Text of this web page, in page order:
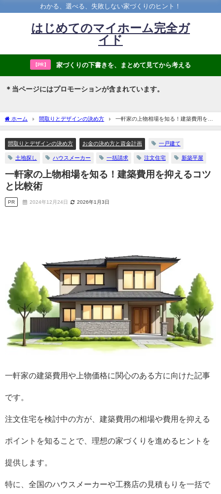
わかる、選べる、失敗しない家づくりのヒント！
はじめてのマイホーム完全ガ
イド
【PR】 家づくりの下書きを、まとめて見てから考える
＊当ページにはプロモーションが含まれています。
ホーム 間取りとデザインの決め方
一軒家の上物相場を知る！建築費用を抑
えるコツと比較術
間取りとデザインの決め方 お金の決め方と資金計画 一戸建て
土地探し ハウスメーカー 一括請求 注文住宅 新築平屋
一軒家の上物相場を知る！建築費用を抑えるコツ
と比較術
PR 2024年12月24日 2026年1月3日
一軒家の建築費用や上物価格に関心のある方に向けた記事
です。
注文住宅を検討中の方が、建築費用の相場や費用を抑える
ポイントを知ることで、理想の家づくりを進めるヒントを
提供します。
特に、全国のハウスメーカーや工務店の見積もりを一括で